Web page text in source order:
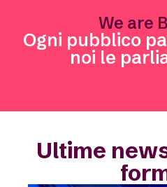
We are
Ogni pubblico
noi le
Ultime